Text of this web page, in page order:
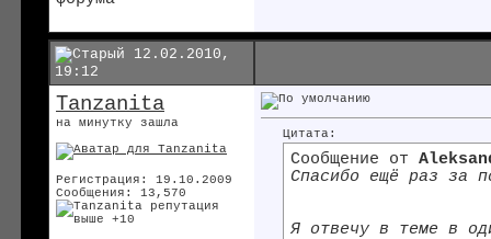
12.02.2010,
19:12
Tanzanita
на минутку зашла
Регистрация: 19.10.2009
Сообщения: 13,570
Цитата:
Сообщение от
Спасибо ещё раз за
Я отвечу в теме в